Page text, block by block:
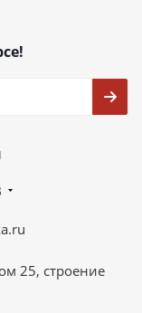
25, строение